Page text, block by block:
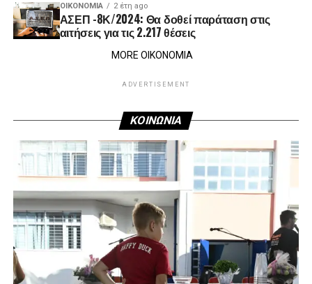
ΟΙΚΟΝΟΜΊΑ 2 έτη ago
ΑΣΕΠ -8Κ/2024: Θα δοθεί παράταση στις
αιτήσεις για τις 2.217 θέσεις
MORE ΟΙΚΟΝΟΜΙΑ
ADVERTISEMENT
ΚΟΙΝΩΝΙΑ